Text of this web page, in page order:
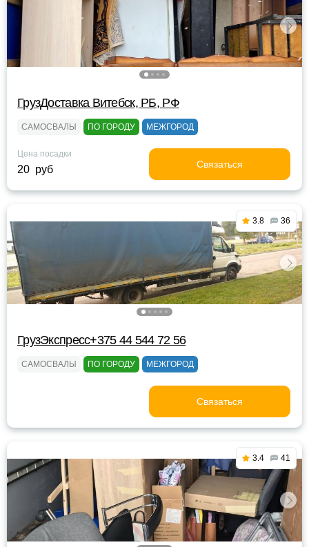
ГрузДоставка Витебск, РБ, РФ
САМОСВАЛЫ ПО ГОРОДУ МЕЖГОРОД
Цена посадки
20 руб Связаться
3.8 36
ГрузЭкспресс+375 44 544 72 56
САМОСВАЛЫ ПО ГОРОДУ МЕЖГОРОД
Связаться
3.4 41